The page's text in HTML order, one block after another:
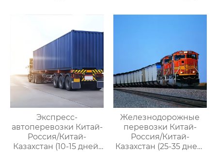
международными
международными
Экспресс-
автоперевозки Китай-
Россия/Китай-
Казахстан (10-15 дней)
Железнодорожные
перевозки Китай-
Россия/Китай-
Казахстан (25-35 дней)